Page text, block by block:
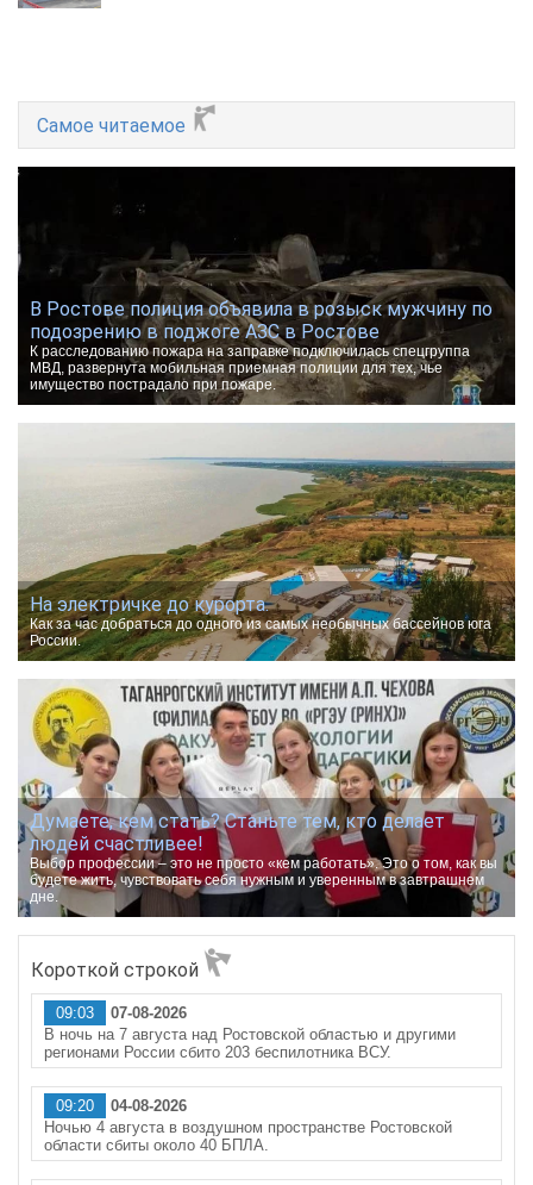
Самое читаемое
В Ростове полиция объявила в розыск мужчину по
подозрению в поджоге АЗС в Ростове
К расследованию пожара на заправке подключилась спецгруппа
МВД, развернута мобильная приемная полиции для тех, чье
имущество пострадало при пожаре.
На электричке до курорта.
Как за час добраться до одного из самых необычных бассейнов юга
России.
Думаете, кем стать? Станьте тем, кто делает
людей счастливее!
Выбор профессии – это не просто «кем работать». Это о том, как вы
будете жить, чувствовать себя нужным и уверенным в завтрашнем
дне.
Короткой строкой
09:03
07-08-2026
В ночь на 7 августа над Ростовской областью и другими
регионами России сбито 203 беспилотника ВСУ.
09:20
04-08-2026
Ночью 4 августа в воздушном пространстве Ростовской
области сбиты около 40 БПЛА.